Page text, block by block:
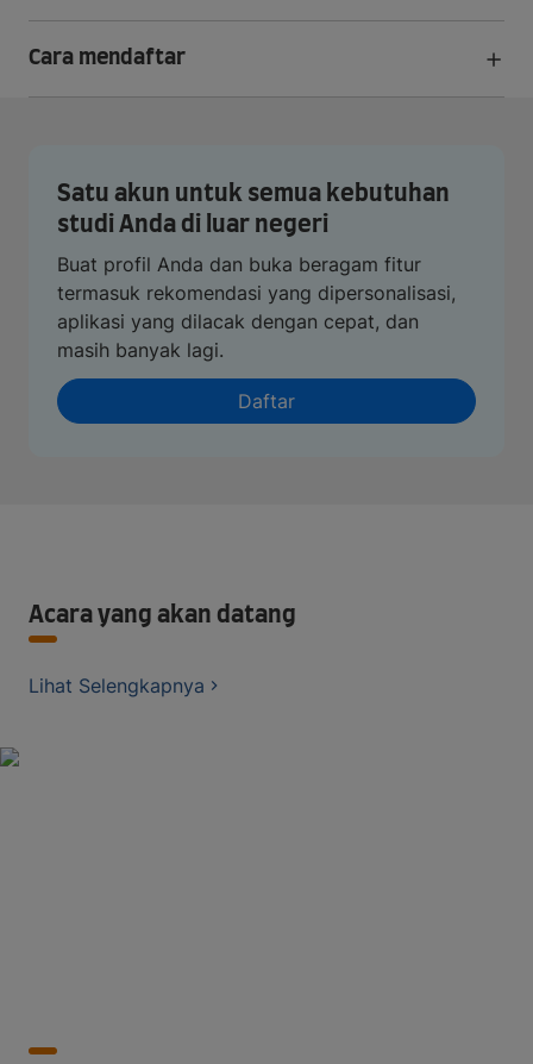
Cara mendaftar
Satu akun untuk semua kebutuhan
studi Anda di luar negeri
Buat profil Anda dan buka beragam fitur
termasuk rekomendasi yang dipersonalisasi,
aplikasi yang dilacak dengan cepat, dan
masih banyak lagi.
Daftar
Acara yang akan datang
Lihat Selengkapnya